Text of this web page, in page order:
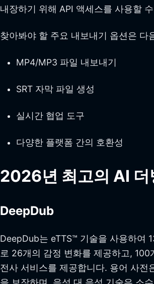
내장하기 위해 API 액세스를 사용할
찾아봐야 할 주요 내보내기 옵션은 다
MP4/MP3 파일 내보내기
SRT 자막 파일 생성
실시간 협업 도구
다양한 플랫폼 간의 호환성
2026년 최고의 AI 더
DeepDub
DeepDub는 eTTS™ 기술을 사용하여
로 26개의 감정 변화를 제공하고, 100
전사 서비스를 제공합니다. 용어 사전